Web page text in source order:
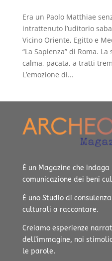
Era un Paolo Matthiae
intrattenuto l’uditorio
Vicino Oriente, Egitto e
“La Sapienza” di Roma.
calma, pacata, a tratti
L’emozione di...
È un Magazine che
comunicazione dei beni
È uno Studio di
culturali a raccontare.
Creiamo esperienze
dell’immagine, noi
le parole.